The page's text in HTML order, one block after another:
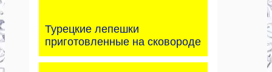
Турецкие лепешки
приготовленные на сковороде